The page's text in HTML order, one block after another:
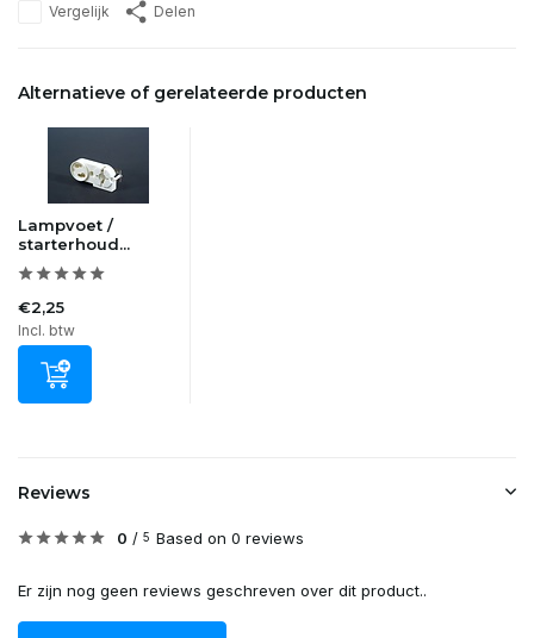
Vergelijk Delen
Alternatieve of gerelateerde producten
Lampvoet /
starterhoud...
€2,25
Incl. btw
Reviews
0 / 5 Based on 0 reviews
Er zijn nog geen reviews geschreven over dit product..